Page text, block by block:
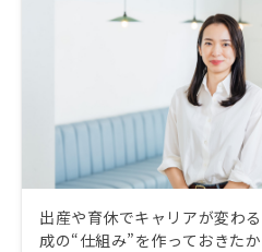
出産や育休でキャリアが変わ
成の“仕組み”を作っておきたか